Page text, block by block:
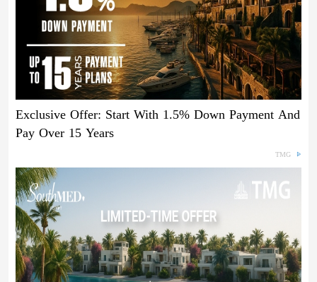
Exclusive Offer: Start With 1.5% Down Payment And
Pay Over 15 Years
TMG